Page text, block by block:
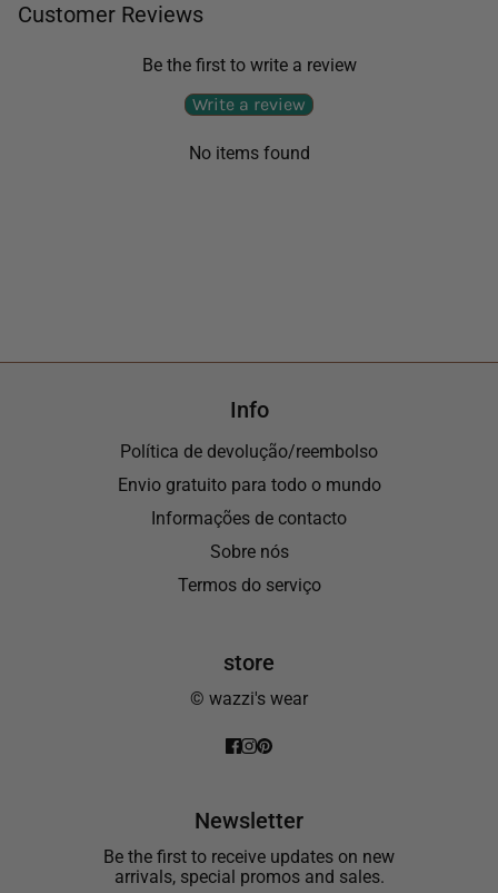
Customer Reviews
Be the first to write a review
Write a review
No items found
Info
Política de devolução/reembolso
Envio gratuito para todo o mundo
Informações de contacto
Sobre nós
Termos do serviço
store
© wazzi's wear
Newsletter
Be the first to receive updates on new
arrivals, special promos and sales.